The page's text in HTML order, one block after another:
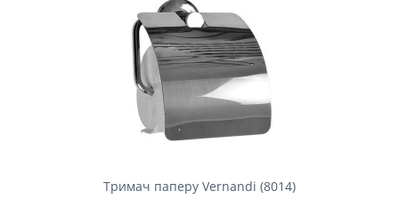
Тримач паперу Vernandi (8014)